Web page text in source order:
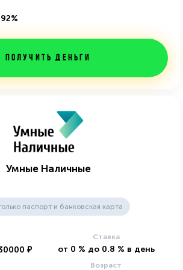
Получить деньги
Умные Наличные
паспорт и банковская карта
₽
Ставка
от 0 % до 0.8 % в день
Возраст